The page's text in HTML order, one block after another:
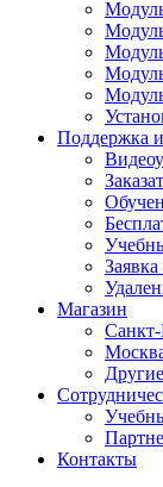
Поддержка
Магазин
Санкт-
Контакты